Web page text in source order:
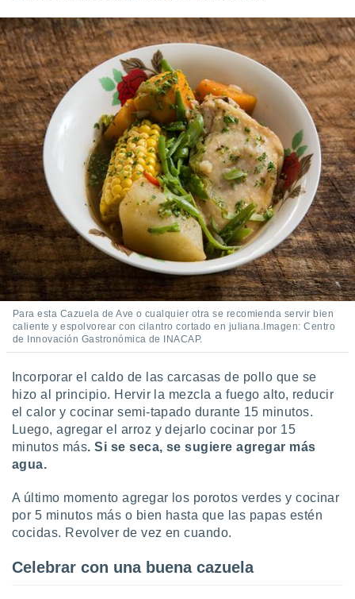
Para esta Cazuela de Ave o cualquier otra se recomienda servir bien
caliente y espolvorear con cilantro cortado en juliana.Imagen: Centro
de Innovación Gastronómica de INACAP.
Incorporar el caldo de las carcasas de pollo que se
hizo al principio. Hervir la mezcla a fuego alto, reducir
el calor y cocinar semi-tapado durante 15 minutos.
Luego, agregar el arroz y dejarlo cocinar por 15
minutos más. Si se seca, se sugiere agregar más
agua.
A último momento agregar los porotos verdes y cocinar
por 5 minutos más o bien hasta que las papas estén
cocidas. Revolver de vez en cuando.
Celebrar con una buena cazuela